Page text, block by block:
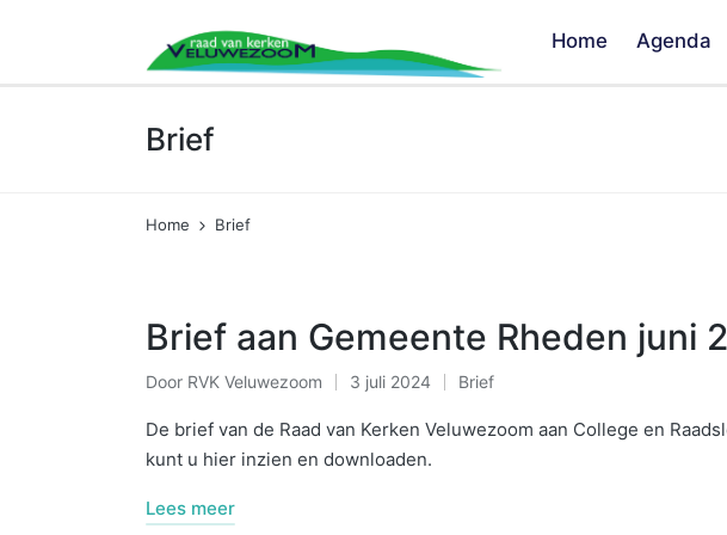
Home Agenda
Brief
Home Brief
Brief aan Gemeente Rheden juni
Geplaatst
door
Door RVK Veluwezoom 3 juli 2024
Geplaatst
in
Brief
De brief van de Raad van Kerken Veluwezoom aan College en
kunt u hier inzien en downloaden.
Lees meer